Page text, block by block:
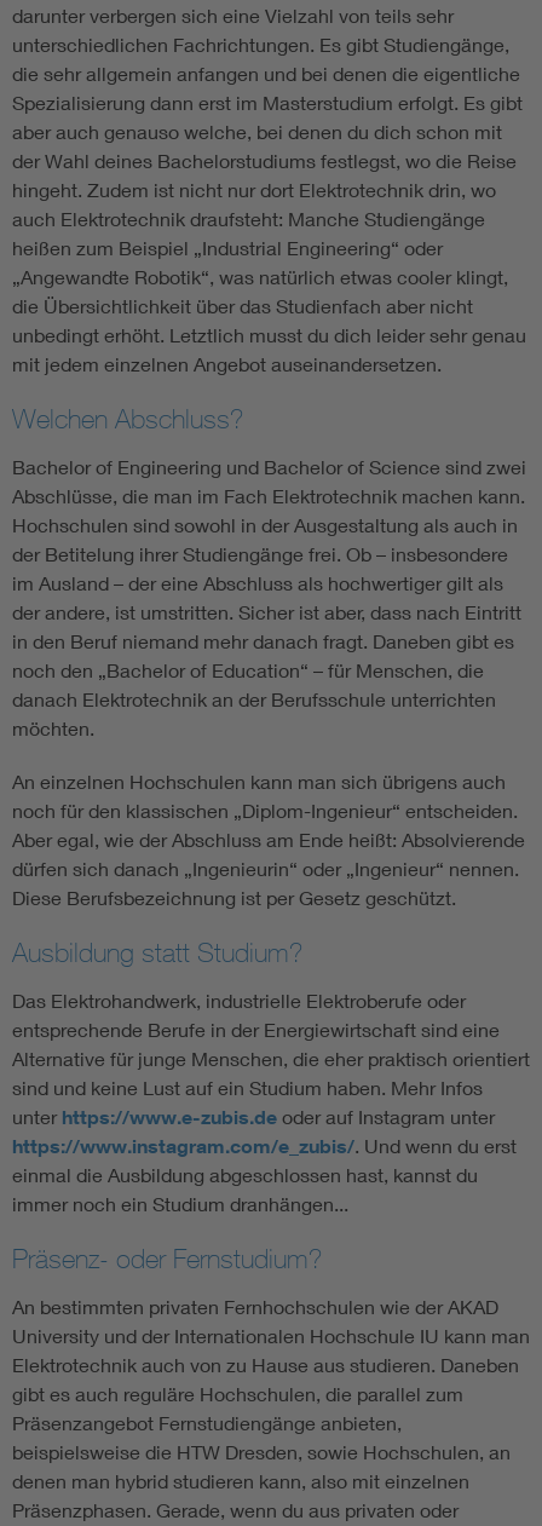
darunter verbergen sich eine Vielzahl von teils sehr
unterschiedlichen Fachrichtungen. Es gibt Studiengänge,
die sehr allgemein anfangen und bei denen die eigentliche
Spezialisierung dann erst im Masterstudium erfolgt. Es gibt
aber auch genauso welche, bei denen du dich schon mit
der Wahl deines Bachelorstudiums festlegst, wo die Reise
hingeht. Zudem ist nicht nur dort Elektrotechnik drin, wo
auch Elektrotechnik draufsteht: Manche Studiengänge
heißen zum Beispiel „Industrial Engineering“ oder
„Angewandte Robotik“, was natürlich etwas cooler klingt,
die Übersichtlichkeit über das Studienfach aber nicht
unbedingt erhöht. Letztlich musst du dich leider sehr genau
mit jedem einzelnen Angebot auseinandersetzen.
Welchen Abschluss?
Bachelor of Engineering und Bachelor of Science sind zwei
Abschlüsse, die man im Fach Elektrotechnik machen kann.
Hochschulen sind sowohl in der Ausgestaltung als auch in
der Betitelung ihrer Studiengänge frei. Ob – insbesondere
im Ausland – der eine Abschluss als hochwertiger gilt als
der andere, ist umstritten. Sicher ist aber, dass nach Eintritt
in den Beruf niemand mehr danach fragt. Daneben gibt es
noch den „Bachelor of Education“ – für Menschen, die
danach Elektrotechnik an der Berufsschule unterrichten
möchten.
An einzelnen Hochschulen kann man sich übrigens auch
noch für den klassischen „Diplom-Ingenieur“ entscheiden.
Aber egal, wie der Abschluss am Ende heißt: Absolvierende
dürfen sich danach „Ingenieurin“ oder „Ingenieur“ nennen.
Diese Berufsbezeichnung ist per Gesetz geschützt.
Ausbildung statt Studium?
Das Elektrohandwerk, industrielle Elektroberufe oder
entsprechende Berufe in der Energiewirtschaft sind eine
Alternative für junge Menschen, die eher praktisch orientiert
sind und keine Lust auf ein Studium haben. Mehr Infos
unter https://www.e-zubis.de oder auf Instagram unter
https://www.instagram.com/e_zubis/. Und wenn du erst
einmal die Ausbildung abgeschlossen hast, kannst du
immer noch ein Studium dranhängen...
Präsenz- oder Fernstudium?
An bestimmten privaten Fernhochschulen wie der AKAD
University und der Internationalen Hochschule IU kann man
Elektrotechnik auch von zu Hause aus studieren. Daneben
gibt es auch reguläre Hochschulen, die parallel zum
Präsenzangebot Fernstudiengänge anbieten,
beispielsweise die HTW Dresden, sowie Hoch­schulen, an
denen man hybrid studieren kann, also mit einzelnen
Präsenzphasen. Gerade, wenn du aus privaten oder